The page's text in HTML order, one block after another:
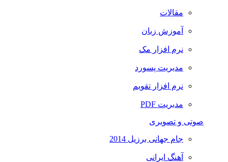
مقالات
آموزش زبان
نرم افزار مک
مدیریت پسورد
نرم افزار تقویم
مدیریت PDF
صوتی و تصویری
جام جهانی برزیل 2014
آهنگ ایرانی